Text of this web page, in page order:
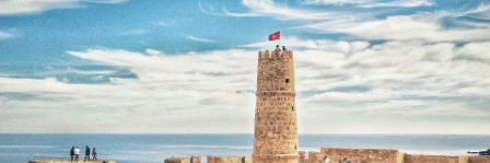
Gestion des freelances
Intégrez et gérez vos freelances partout dans le monde
PEO
Sous-traitez les opérations complexes liées à l’emploi
Comparer Remote
Examinez notre service par rapport aux autres
CROISSANCE
Start-ups
pays
Calculateur de paiement des freelances
Découvrez les devises disponibles et les vitesses de
paiement pour vos freelances internationaux
Nederlands
Français
Deutsch
Connexion